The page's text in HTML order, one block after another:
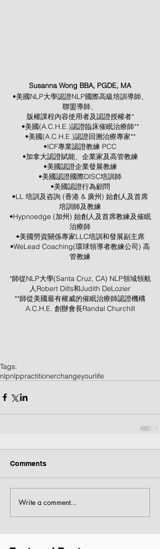
Susanna Wong BBA, PGDE, MA
•美國NLP大學認證NLP國際高級培訓導師、
聯盟導師、
版權課程內容使用者及認證授權者*
•美國(A.C.H.E.)認證臨床催眠治療師**
•美國(A.C.H.E.)認證回溯治療專家**
•ICF專業認證教練 PCC
•加拿大認證賦能、企業家及高管教練
•美國認證企業發展教練
•美國認證國際DISC培訓師
•美國認證行為顧問
•LL 培訓及咨詢 (香港 & 廣州) 始創人及首席
培訓師及教練
•Hypnoedge (加州) 始創人及首席教練及催眠
治療師
•美國勞資關係專家LLC培訓和發展副主席
•WeLead Coaching(環球領導者教練公司) 高
管教練
*師從NLP大學(Santa Cruz, CA) NLP領域領航
人Robert Dilts和Judith DeLozier
**師從美國最有權威的催眠治療師認證機構
A.C.H.E. 創辦會長Randal Churchill
Tags:
nlpnlppractitionerchangeyourlife
Comments
Write a comment...